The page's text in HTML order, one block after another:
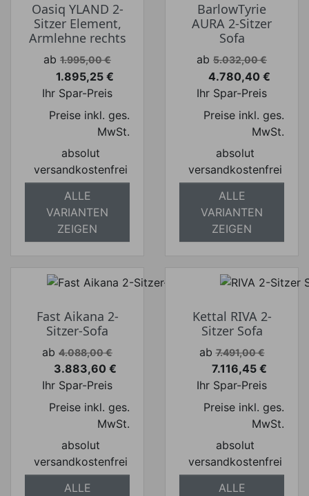
Oasiq YLAND 2-
Sitzer Element,
Armlehne rechts
Verkaufspreis
ab 1.995,00 €
Preis
1.895,25 €
Ihr Spar-Preis
Preise inkl. ges.
MwSt.
absolut
versandkostenfrei
ALLE
VARIANTEN
ZEIGEN
BarlowTyrie
AURA 2-Sitzer
Sofa
Verkaufspreis
ab 5.032,00 €
Preis
4.780,40 €
Ihr Spar-Preis
Preise inkl. ges.
MwSt.
absolut
versandkostenfrei
ALLE
VARIANTEN
ZEIGEN
Fast Aikana 2-
Sitzer-Sofa
Verkaufspreis
ab 4.088,00 €
Preis
3.883,60 €
Ihr Spar-Preis
Preise inkl. ges.
MwSt.
absolut
versandkostenfrei
ALLE
Kettal RIVA 2-
Sitzer Sofa
Verkaufspreis
ab 7.491,00 €
Preis
7.116,45 €
Ihr Spar-Preis
Preise inkl. ges.
MwSt.
absolut
versandkostenfrei
ALLE